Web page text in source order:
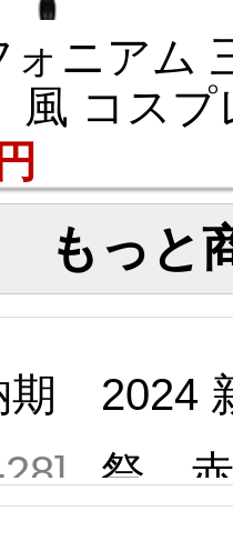
ォニアム
コスプ
もっと
2024
祭 赤